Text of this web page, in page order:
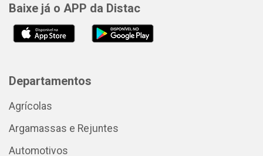
Baixe já o APP da Distac
Departamentos
Agrícolas
Argamassas e Rejuntes
Automotivos